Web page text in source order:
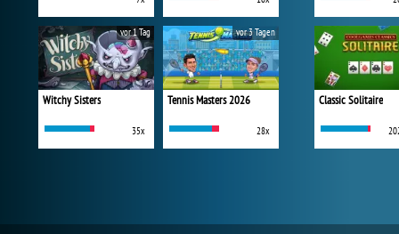
Witchy Sisters
35x
vor 1 Tag
Tennis Masters 2026
28x
vor 3 Tagen
Classic Solitaire